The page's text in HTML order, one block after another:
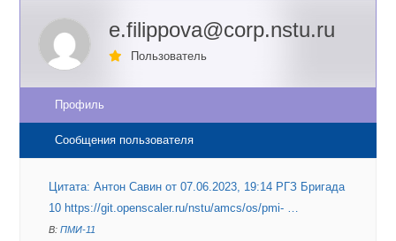
e.filippova@corp.nstu.ru
Пользователь
Профиль
Сообщения пользователя
Цитата: Антон Савин от 07.06.2023, 19:14 РГЗ Бригада
10 https://git.openscaler.ru/nstu/amcs/os/pmi- …
В:ПМИ-11